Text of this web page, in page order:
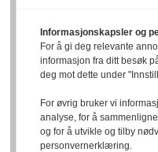
Informasjonskapsler og
For å gi deg relevante
informasjon fra ditt besøk
deg mot dette under
For øvrig bruker vi
analyse, for å
og for å utvikle og tilby
personvernerklæring.